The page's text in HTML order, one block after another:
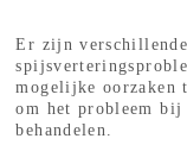
Er zijn
mogelijke oorzaken
om het probleem
behandelen.